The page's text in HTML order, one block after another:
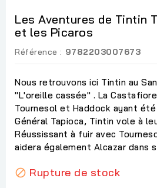
Les Aventures de Tintin
et les Picaros
Référence : 9782203007673
Nous retrouvons ici Tintin au
"L'oreille cassée" . La
Tournesol et Haddock ayant
Général Tapioca, Tintin vole à
Réussissant à fuir avec
aidera également Alcazar dans
 Rupture de stock